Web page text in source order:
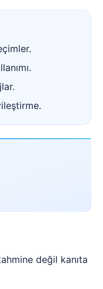
değil kanıta